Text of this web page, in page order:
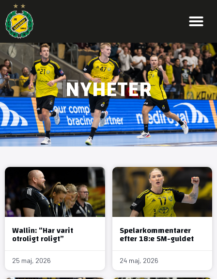
NYHETER
Wallin: “Har varit
otroligt roligt”
25 maj, 2026
Spelarkommentarer
efter 18:e SM-guldet
24 maj, 2026